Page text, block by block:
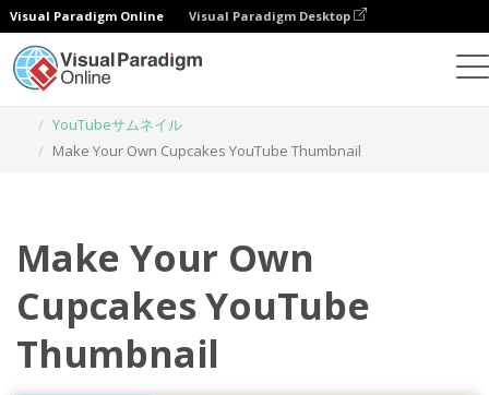
Visual Paradigm Online Visual Paradigm Desktop
YouTubeサムネイル
Make Your Own Cupcakes YouTube Thumbnail
Make Your Own
Cupcakes YouTube
Thumbnail